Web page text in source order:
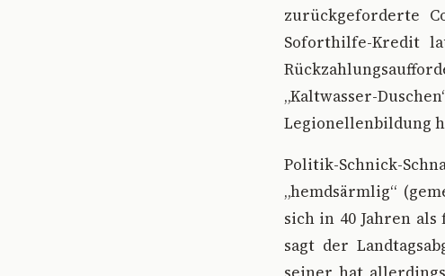
zurückgeforderte
Soforthilfe-Kredit
„Kaltwasser-
Legionellenbildung
Politik-Schnick-
„hemdsärmlig“
sich in 40 Jahren
sagt der